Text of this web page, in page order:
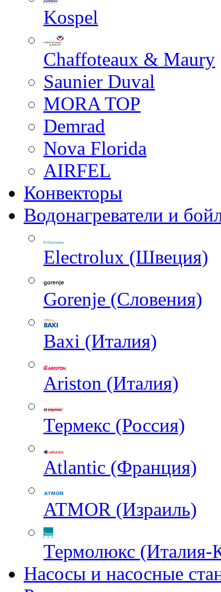
Kospel
Chaffoteaux & Maury
Saunier Duval
MORA TOP
Demrad
Nova Florida
AIRFEL
Конвекторы
Водонагреватели и
Electrolux (Швеция)
Gorenje (Словения)
Baxi (Италия)
Ariston (Италия)
Термекс (Россия)
Atlantic (Франция)
ATMOR (Израиль)
Термолюкс (Италия-
Насосы и насосные